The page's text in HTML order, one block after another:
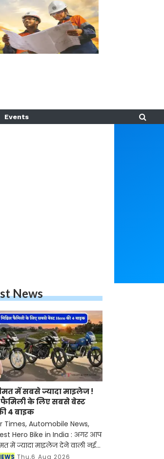
Events
News
में सबसे ज्यादा माइलेज !
फैमिली के लिए सबसे बेस्ट
4 बाइक
Times, Automobile News,
Hero Bike in India : अगर आप
में ज्यादा माइलेज देने वाली नई
की सोच रहे हैं, तो Hero
Thu,6 Aug 2026